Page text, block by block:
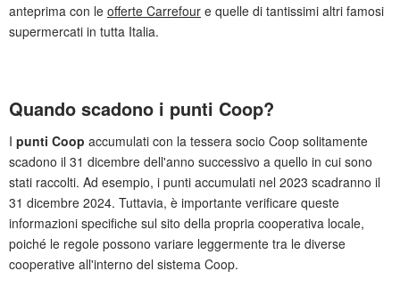
anteprima con le offerte Carrefour e quelle di tantissimi altri famosi
supermercati in tutta Italia.
Quando scadono i punti Coop?
I punti Coop accumulati con la tessera socio Coop solitamente
scadono il 31 dicembre dell'anno successivo a quello in cui sono
stati raccolti. Ad esempio, i punti accumulati nel 2023 scadranno il
31 dicembre 2024. Tuttavia, è importante verificare queste
informazioni specifiche sul sito della propria cooperativa locale,
poiché le regole possono variare leggermente tra le diverse
cooperative all'interno del sistema Coop.